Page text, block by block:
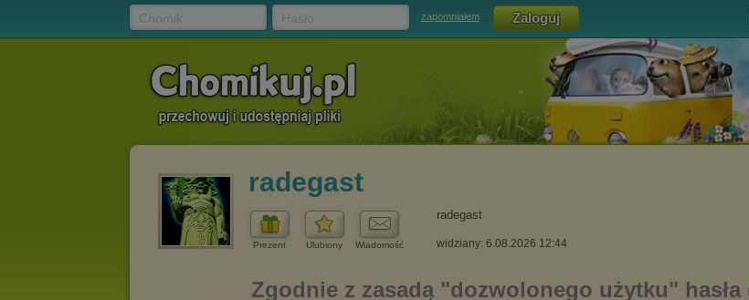
zapomniałem
radegast
Prezent Ulubiony Wiadomość
radegast
widziany: 6.08.2026 12:44